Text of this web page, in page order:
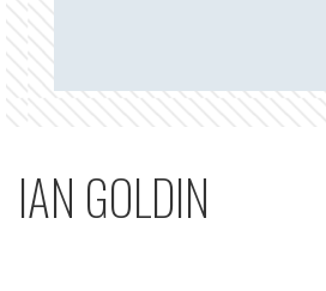
IAN GOLDIN